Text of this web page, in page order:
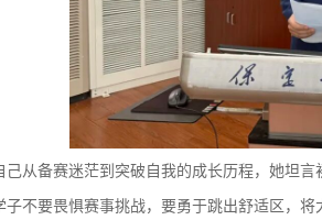
己从备赛迷茫到突破自我的成长历程，她坦
不要畏惧赛事挑战，要勇于跳出舒适区，